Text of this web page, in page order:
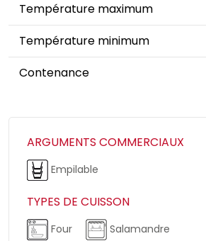
Température maximum
Température minimum
Contenance
ARGUMENTS COMMERCIAUX
Empilable
TYPES DE CUISSON
Four Salamandre